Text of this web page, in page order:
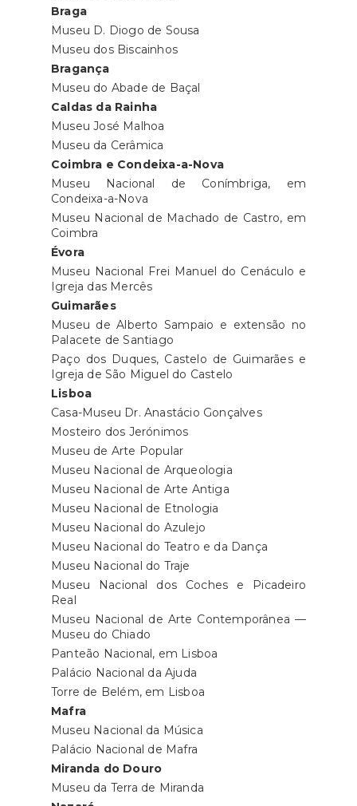
Braga
Museu D. Diogo de Sousa
Museu dos Biscainhos
Bragança
Museu do Abade de Baçal
Caldas da Rainha
Museu José Malhoa
Museu da Cerâmica
Coimbra e Condeixa-a-Nova
Museu Nacional de Conímbriga, em
Condeixa-a-Nova
Museu Nacional de Machado de Castro, em
Coimbra
Évora
Museu Nacional Frei Manuel do Cenáculo e
Igreja das Mercês
Guimarães
Museu de Alberto Sampaio e extensão no
Palacete de Santiago
Paço dos Duques, Castelo de Guimarães e
Igreja de São Miguel do Castelo
Lisboa
Casa-Museu Dr. Anastácio Gonçalves
Mosteiro dos Jerónimos
Museu de Arte Popular
Museu Nacional de Arqueologia
Museu Nacional de Arte Antiga
Museu Nacional de Etnologia
Museu Nacional do Azulejo
Museu Nacional do Teatro e da Dança
Museu Nacional do Traje
Museu Nacional dos Coches e Picadeiro
Real
Museu Nacional de Arte Contemporânea —
Museu do Chiado
Panteão Nacional, em Lisboa
Palácio Nacional da Ajuda
Torre de Belém, em Lisboa
Mafra
Museu Nacional da Música
Palácio Nacional de Mafra
Miranda do Douro
Museu da Terra de Miranda